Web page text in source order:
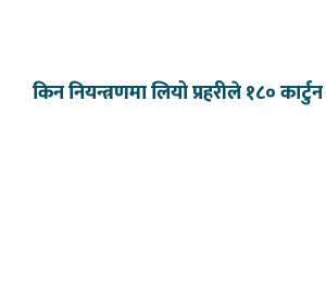
किन नियन्त्रणमा लियो प्रहरीले १८०